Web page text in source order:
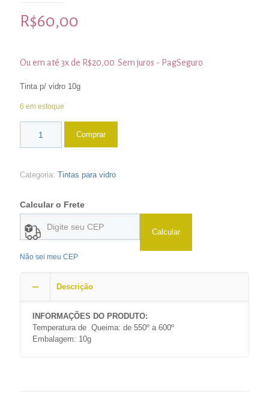
R$60,00
Ou em até 3x de R$20,00 Sem juros - PagSeguro
Tinta p/ vidro 10g
6 em estoque
Comprar
Categoria: Tintas para vidro
Calcular o Frete
Calcular
Não sei meu CEP
Descrição
INFORMAÇÕES DO PRODUTO:
Temperatura de Queima: de 550º a 600º
Embalagem: 10g